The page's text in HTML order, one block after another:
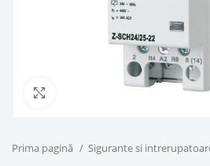
Prima pagină Sigurante si